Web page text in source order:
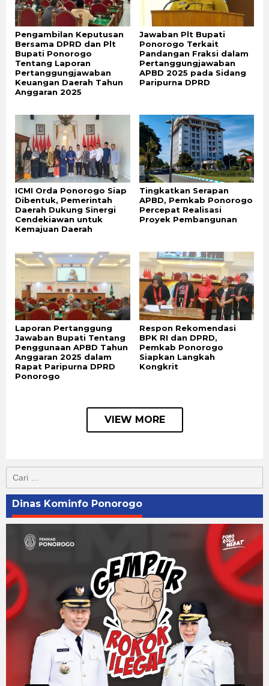
Pengambilan Keputusan
Bersama DPRD dan Plt
Bupati Ponorogo
Tentang Laporan
Pertanggungjawaban
Keuangan Daerah Tahun
Anggaran 2025
Jawaban Plt Bupati
Ponorogo Terkait
Pandangan Fraksi dalam
Pertanggungjawaban
APBD 2025 pada Sidang
Paripurna DPRD
ICMI Orda Ponorogo Siap
Dibentuk, Pemerintah
Daerah Dukung Sinergi
Cendekiawan untuk
Kemajuan Daerah
Tingkatkan Serapan
APBD, Pemkab Ponorogo
Percepat Realisasi
Proyek Pembangunan
Laporan Pertanggung
Jawaban Bupati Tentang
Penggunaan APBD Tahun
Anggaran 2025 dalam
Rapat Paripurna DPRD
Ponorogo
Respon Rekomendasi
BPK RI dan DPRD,
Pemkab Ponorogo
Siapkan Langkah
Kongkrit
VIEW MORE
untuk:
Dinas Kominfo Ponorogo